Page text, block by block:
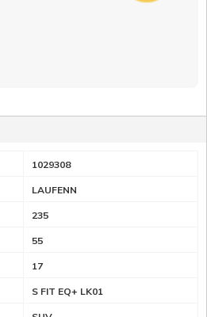
1029308
LAUFENN
235
55
17
S FIT EQ+ LK01